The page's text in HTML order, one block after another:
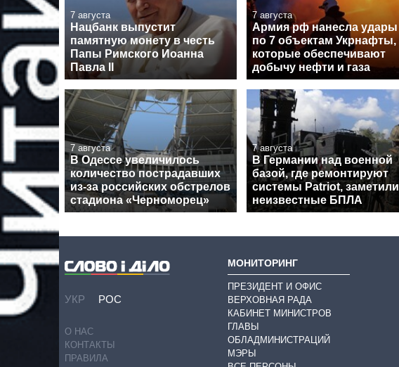
7 августа
Нацбанк выпустит
памятную монету в честь
Папы Римского Иоанна
Павла II
7 августа
Армия рф нанесла удары
по 7 объектам Укрнафты,
которые обеспечивают
добычу нефти и газа
7 августа
В Одессе увеличилось
количество пострадавших
из-за российских обстрелов
стадиона «Черноморец»
7 августа
В Германии над военной
базой, где ремонтируют
системы Patriot, заметили
неизвестные БПЛА
УКР РОС
О НАС
КОНТАКТЫ
ПРАВИЛА
МОНИТОРИНГ
ПРЕЗИДЕНТ И ОФИС
ВЕРХОВНАЯ РАДА
КАБИНЕТ МИНИСТРОВ
ГЛАВЫ
ОБЛАДМИНИСТРАЦИЙ
МЭРЫ